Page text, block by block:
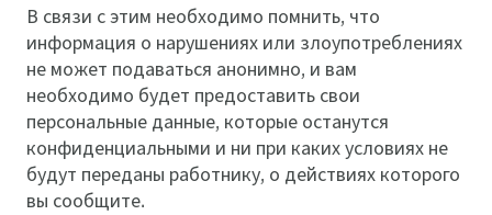
В связи с этим необходимо помнить, что
информация о нарушениях или злоупотреблениях
не может подаваться анонимно, и вам
необходимо будет предоставить свои
персональные данные, которые останутся
конфиденциальными и ни при каких условиях не
будут переданы работнику, о действиях которого
вы сообщите.